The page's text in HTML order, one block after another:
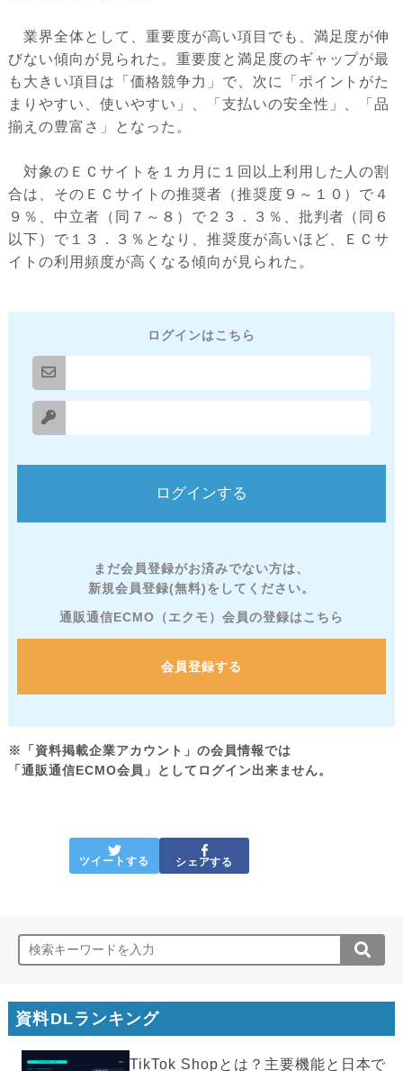
業界全体として、重要度が高い項目でも、満足度が伸
びない傾向が見られた。重要度と満足度のギャップが最
も大きい項目は「価格競争力」で、次に「ポイントがた
まりやすい、使いやすい」、「支払いの安全性」、「品
揃えの豊富さ」となった。
対象のＥＣサイトを１カ月に１回以上利用した人の割
合は、そのＥＣサイトの推奨者（推奨度９～１０）で４
９％、中立者（同７～８）で２３．３％、批判者（同６
以下）で１３．３％となり、推奨度が高いほど、ＥＣサ
イトの利用頻度が高くなる傾向が見られた。
ログインはこちら
まだ会員登録がお済みでない方は、
新規会員登録(無料)をしてください。
通販通信ECMO（エクモ）会員の登録はこちら
会員登録する
※「資料掲載企業アカウント」の会員情報では
「通販通信ECMO会員」としてログイン出来ません。
ツイートする シェアする
資料DLランキング
TikTok Shopとは？主要機能と日本で